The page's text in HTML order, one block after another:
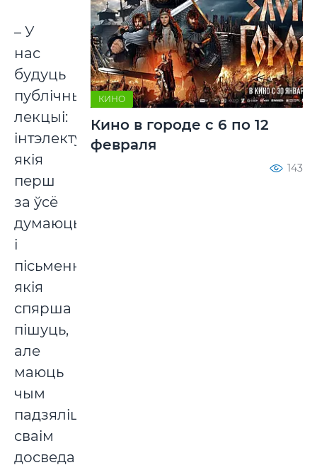
– У
нас
будуць
публічныя
лекцыі:
інтэлектуалаў,
якія
перш
за ўсё
думаюць,
і
пісьменнікаў,
якія
спярша
пішуць,
але
маюць
чым
падзяліцца
сваім
досведам.
КИНО
Кино в городе с 6 по 12
февраля
143